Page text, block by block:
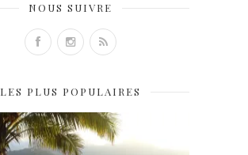
NOUS SUIVRE
LES PLUS POPULAIRES